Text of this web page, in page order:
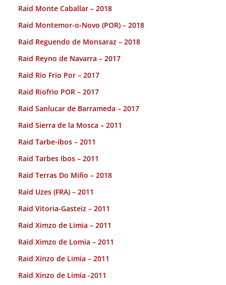
Raid Monte Caballar – 2018
Raid Montemor-o-Novo (POR) – 2018
Raid Reguendo de Monsaraz – 2018
Raid Reyno de Navarra – 2017
Raid Rio Frio Por – 2017
Raid Riofrio POR – 2017
Raid Sanlucar de Barrameda – 2017
Raid Sierra de la Mosca – 2011
Raid Tarbe-ibos – 2011
Raid Tarbes Ibos – 2011
Raid Terras Do Miño – 2018
Raid Uzes (FRA) – 2011
Raid Vitoria-Gasteiz – 2011
Raid Ximzo de Limia – 2011
Raid Ximzo de Lomia – 2011
Raid Xinzo de Limia – 2011
Raid Xinzo de Limia -2011